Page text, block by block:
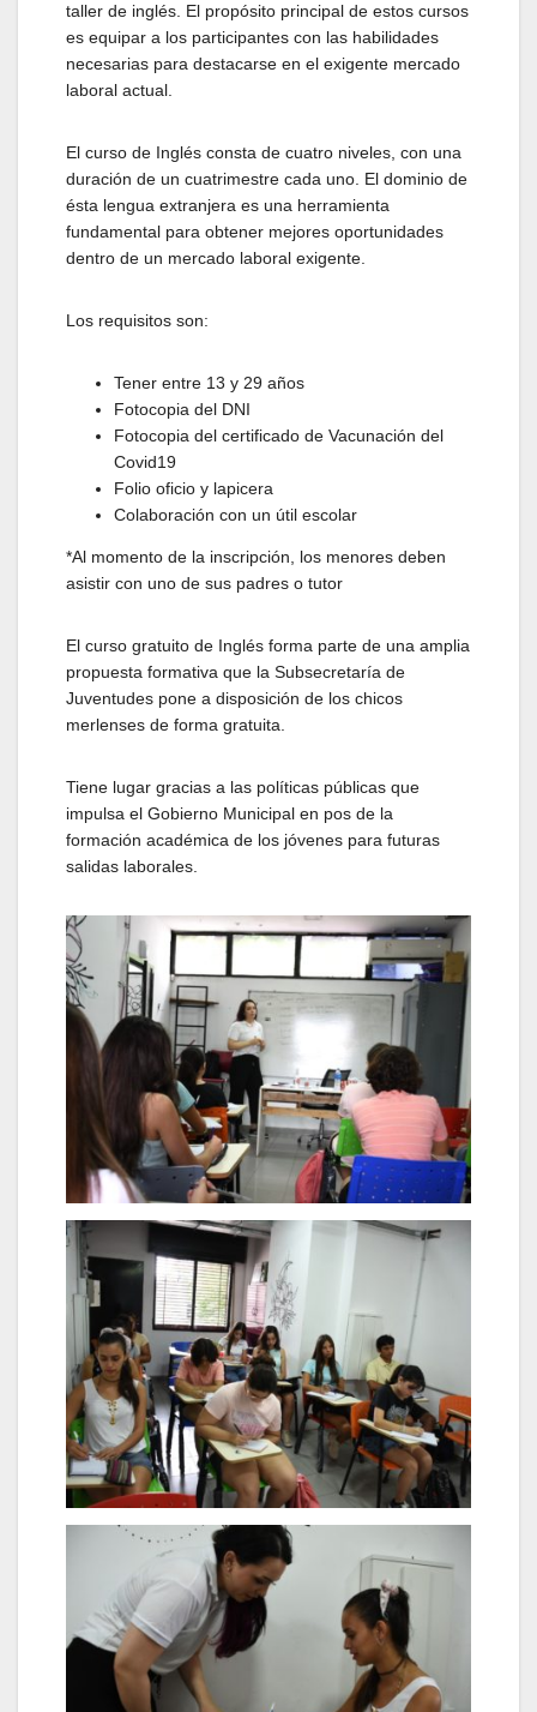
taller de inglés. El propósito principal de estos cursos
es equipar a los participantes con las habilidades
necesarias para destacarse en el exigente mercado
laboral actual.
El curso de Inglés consta de cuatro niveles, con una
duración de un cuatrimestre cada uno. El dominio de
ésta lengua extranjera es una herramienta
fundamental para obtener mejores oportunidades
dentro de un mercado laboral exigente.
Los requisitos son:
Tener entre 13 y 29 años
Fotocopia del DNI
Fotocopia del certificado de Vacunación del
Covid19
Folio oficio y lapicera
Colaboración con un útil escolar
*Al momento de la inscripción, los menores deben
asistir con uno de sus padres o tutor
El curso gratuito de Inglés forma parte de una amplia
propuesta formativa que la Subsecretaría de
Juventudes pone a disposición de los chicos
merlenses de forma gratuita.
Tiene lugar gracias a las políticas públicas que
impulsa el Gobierno Municipal en pos de la
formación académica de los jóvenes para futuras
salidas laborales.